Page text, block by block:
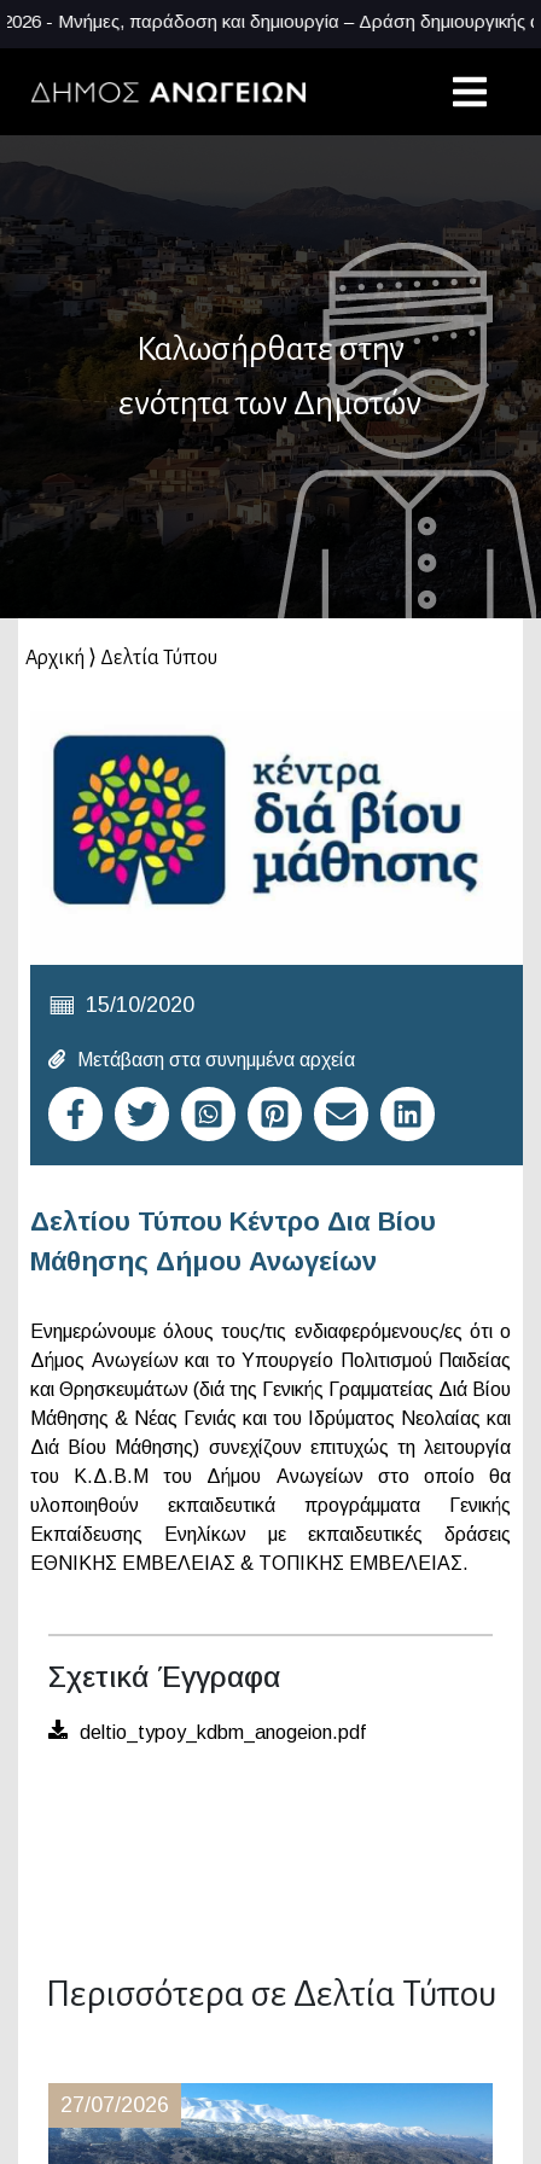
Μνήμες, παράδοση και δημιουργία – Δράση δημιουργικής
Καλωσήρθατε στην
ενότητα των Δημοτών
Αρχική ⟩ Δελτία Τύπου
15/10/2020
Μετάβαση στα συνημμένα αρχεία
Δελτίου Τύπου Κέντρο Δια Βίου
Μάθησης Δήμου Ανωγείων
Ενημερώνουμε όλους τους/τις ενδιαφερόμενους/ες ότι ο
Δήμος Ανωγείων και το Υπουργείο Πολιτισμού Παιδείας
και Θρησκευμάτων (διά της Γενικής Γραμματείας Διά Βίου
Μάθησης & Νέας Γενιάς και του Ιδρύματος Νεολαίας και
Διά Βίου Μάθησης) συνεχίζουν επιτυχώς τη λειτουργία
του Κ.Δ.Β.Μ του Δήμου Ανωγείων στο οποίο θα
υλοποιηθούν εκπαιδευτικά προγράμματα Γενικής
Εκπαίδευσης Ενηλίκων με εκπαιδευτικές δράσεις
ΕΘΝΙΚΗΣ ΕΜΒΕΛΕΙΑΣ & ΤΟΠΙΚΗΣ ΕΜΒΕΛΕΙΑΣ.
Σχετικά Έγγραφα
deltio_typoy_kdbm_anogeion.pdf
Περισσότερα σε Δελτία Τύπου
27/07/2026